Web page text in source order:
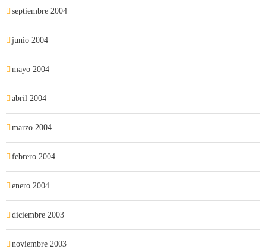
septiembre 2004
junio 2004
mayo 2004
abril 2004
marzo 2004
febrero 2004
enero 2004
diciembre 2003
noviembre 2003